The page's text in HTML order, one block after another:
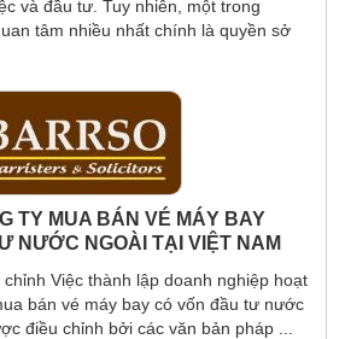
và đầu tư. Tuy nhiên, một trong
tâm nhiều nhất chính là quyền sở
TY MUA BÁN VÉ MÁY BAY
NƯỚC NGOÀI TẠI VIỆT NAM
Việc thành lập doanh nghiệp hoạt
bán vé máy bay có vốn đầu tư nước
điều chỉnh bởi các văn bản pháp ...